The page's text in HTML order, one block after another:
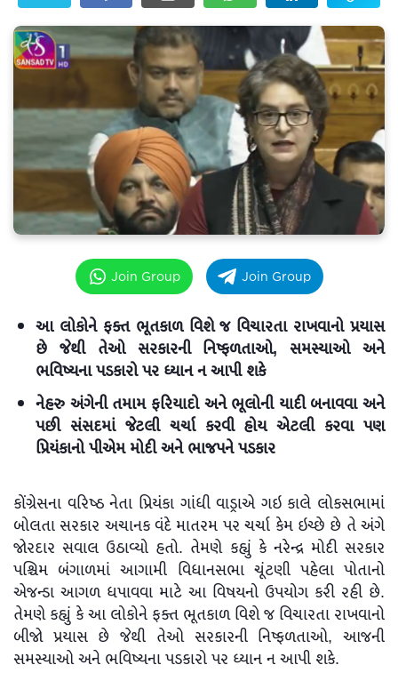
Join Group Join Group
આ લોકોને ફક્ત ભૂતકાળ વિશે જ વિચારતા રાખવાનો પ્રયાસ
છે જેથી તેઓ સરકારની નિષ્ફળતાઓ, સમસ્યાઓ અને
ભવિષ્યના પડકારો પર ધ્યાન ન આપી શકે
નેહરુ અંગેની તમામ ફરિયાદો અને ભૂલોની યાદી બનાવવા અને
પછી સંસદમાં જેટલી ચર્ચા કરવી હોય એટલી કરવા પણ
પ્રિયંકાનો પીએમ મોદી અને ભાજપને પડકાર
કોંગ્રેસના વરિષ્ઠ નેતા પ્રિયંકા ગાંધી વાડ્રાએ ગઇ કાલે લોકસભામાં
બોલતા સરકાર અચાનક વંદે માતરમ પર ચર્ચા કેમ ઇચ્છે છે તે અંગે
જોરદાર સવાલ ઉઠાવ્યો હતો. તેમણે કહ્યું કે નરેન્દ્ર મોદી સરકાર
પશ્ચિમ બંગાળમાં આગામી વિધાનસભા ચૂંટણી પહેલા પોતાનો
એજન્ડા આગળ ધપાવવા માટે આ વિષયનો ઉપયોગ કરી રહી છે.
તેમણે કહ્યું કે આ લોકોને ફક્ત ભૂતકાળ વિશે જ વિચારતા રાખવાનો
બીજો પ્રયાસ છે જેથી તેઓ સરકારની નિષ્ફળતાઓ, આજની
સમસ્યાઓ અને ભવિષ્યના પડકારો પર ધ્યાન ન આપી શકે.